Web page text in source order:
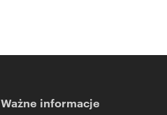
Ważne informacje